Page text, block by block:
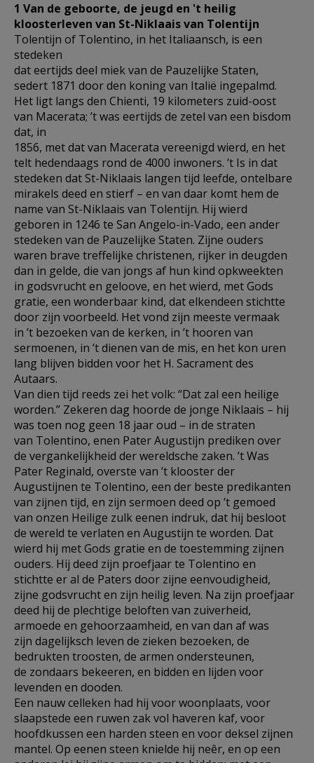
1 Van de geboorte, de jeugd en 't heilig
kloosterleven van St-Niklaais van Tolentijn
Tolentijn of Tolentino, in het Italiaansch, is een
stedeken
dat eertijds deel miek van de Pauzelijke Staten,
sedert 1871 door den koning van Italië ingepalmd.
Het ligt langs den Chienti, 19 kilometers zuid-oost
van Macerata; ’t was eertijds de zetel van een bisdom
dat, in
1856, met dat van Macerata vereenigd wierd, en het
telt hedendaags rond de 4000 inwoners. ’t Is in dat
stedeken dat St-Niklaais langen tijd leefde, ontelbare
mirakels deed en stierf – en van daar komt hem de
name van St-Niklaais van Tolentijn. Hij wierd
geboren in 1246 te San Angelo-in-Vado, een ander
stedeken van de Pauzelijke Staten. Zijne ouders
waren brave treffelijke christenen, rijker in deugden
dan in gelde, die van jongs af hun kind opkweekten
in godsvrucht en geloove, en het wierd, met Gods
gratie, een wonderbaar kind, dat elkendeen stichtte
door zijn voorbeeld. Het vond zijn meeste vermaak
in ’t bezoeken van de kerken, in ’t hooren van
sermoenen, in ’t dienen van de mis, en het kon uren
lang blijven bidden voor het H. Sacrament des
Autaars.
Van dien tijd reeds zei het volk: “Dat zal een heilige
worden.” Zekeren dag hoorde de jonge Niklaais – hij
was toen nog geen 18 jaar oud – in de straten
van Tolentino, enen Pater Augustijn prediken over
de vergankelijkheid der wereldsche zaken. ’t Was
Pater Reginald, overste van ’t klooster der
Augustijnen te Tolentino, een der beste predikanten
van zijnen tijd, en zijn sermoen deed op ’t gemoed
van onzen Heilige zulk eenen indruk, dat hij besloot
de wereld te verlaten en Augustijn te worden. Dat
wierd hij met Gods gratie en de toestemming zijnen
ouders. Hij deed zijn proefjaar te Tolentino en
stichtte er al de Paters door zijne eenvoudigheid,
zijne godsvrucht en zijn heilig leven. Na zijn proefjaar
deed hij de plechtige beloften van zuiverheid,
armoede en gehoorzaamheid, en van dan af was
zijn dagelijksch leven de zieken bezoeken, de
bedrukten troosten, de armen ondersteunen,
de zondaars bekeeren, en bidden en lijden voor
levenden en dooden.
Een nauw celleken had hij voor woonplaats, voor
slaapstede een ruwen zak vol haveren kaf, voor
hoofdkussen een harden steen en voor deksel zijnen
mantel. Op eenen steen knielde hij neêr, en op een